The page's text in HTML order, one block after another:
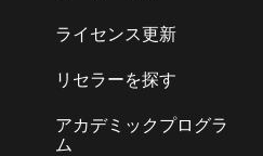
ライセンス更新
リセラーを探す
アカデミックプログラ
ム